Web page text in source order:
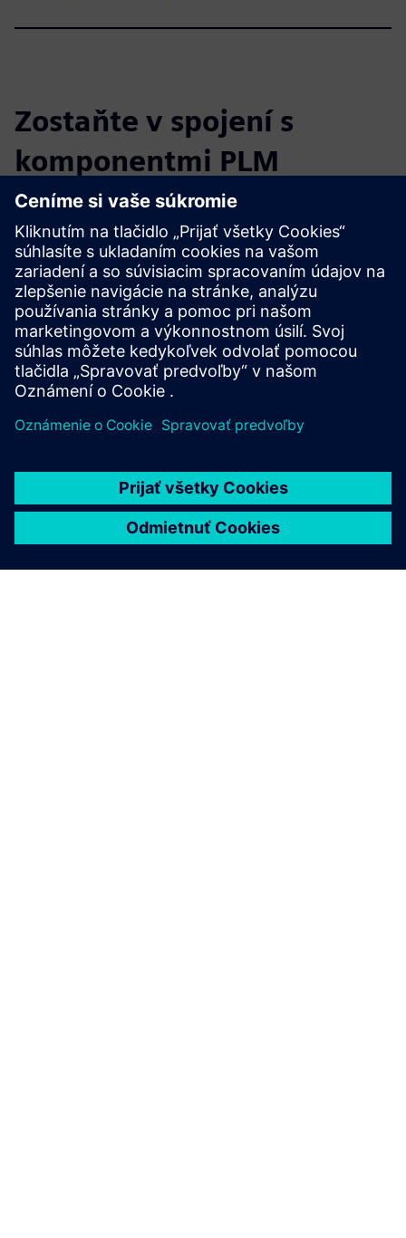
Zostaňte v spojení s
komponentmi PLM
Prečítajte si blog
Získajte nové perspektívy na PLM Components a trh PLM
všeobecne.
Navštívte blog PLM Components